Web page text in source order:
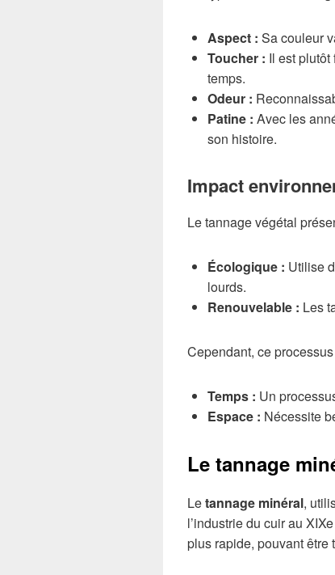
Aspect : Sa couleur
Toucher : Il est
temps.
Odeur :
Patine : Avec les
son histoire.
Impact
Le tannage végétal
Écologique : Utilise
lourds.
Renouvelable : Les
Cependant, ce
Temps : Un
Espace : Nécessite
Le tannage
Letannage minéral,
l’industrie du cuir au
plus rapide, pouvant être